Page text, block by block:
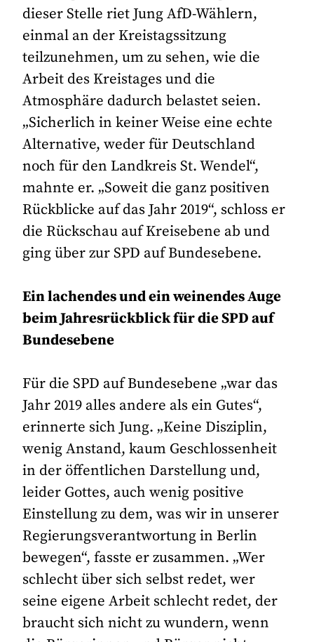
dieser Stelle riet Jung AfD-Wählern,
einmal an der Kreistagssitzung
teilzunehmen, um zu sehen, wie die
Arbeit des Kreistages und die
Atmosphäre dadurch belastet seien.
„Sicherlich in keiner Weise eine echte
Alternative, weder für Deutschland
noch für den Landkreis St. Wendel“,
mahnte er. „Soweit die ganz positiven
Rückblicke auf das Jahr 2019“, schloss er
die Rückschau auf Kreisebene ab und
ging über zur SPD auf Bundesebene.
Ein lachendes und ein weinendes Auge
beim Jahresrückblick für die SPD auf
Bundesebene
Für die SPD auf Bundesebene „war das
Jahr 2019 alles andere als ein Gutes“,
erinnerte sich Jung. „Keine Disziplin,
wenig Anstand, kaum Geschlossenheit
in der öffentlichen Darstellung und,
leider Gottes, auch wenig positive
Einstellung zu dem, was wir in unserer
Regierungsverantwortung in Berlin
bewegen“, fasste er zusammen. „Wer
schlecht über sich selbst redet, wer
seine eigene Arbeit schlecht redet, der
braucht sich nicht zu wundern, wenn